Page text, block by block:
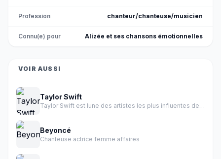
Profession chanteur/chanteuse/musicien
Connu(e) pour Alizée et ses chansons émotionnelles
VOIR AUSSI
Taylor Swift
Taylor Swift est lune des artistes les plus influentes de l histoire de la musique.
Beyoncé
Chanteuse actrice femme affaires